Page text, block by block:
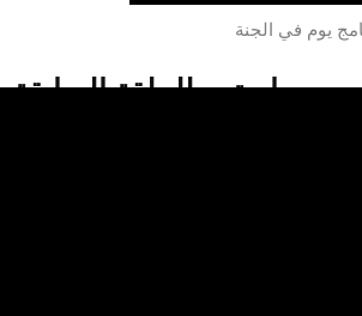
يوم في الجنة
استمع للحلقة السابقة